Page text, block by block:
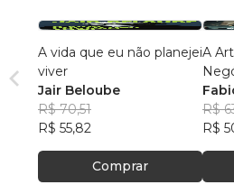
A vida que eu não planejei
viver
Jair Beloube
R$ 70,51
R$ 55,82
Comprar
A
R$
R$